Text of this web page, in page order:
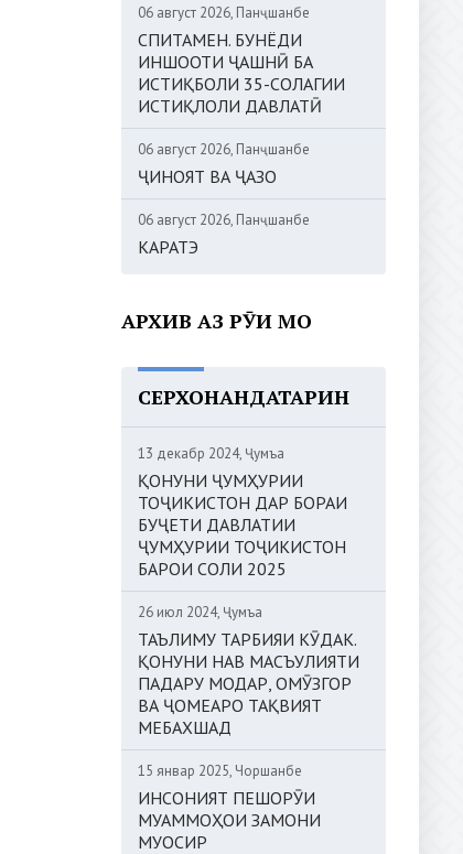
06 август 2026, Панҷшанбе
СПИТАМЕН. БУНЁДИ
ИНШООТИ ҶАШНӢ БА
ИСТИҚБОЛИ 35-СОЛАГИИ
ИСТИҚЛОЛИ ДАВЛАТӢ
06 август 2026, Панҷшанбе
ҶИНОЯТ ВА ҶАЗО
06 август 2026, Панҷшанбе
КАРАТЭ
АРХИВ АЗ РӮИ МОҲ
СЕРХОНАНДАТАРИН
13 декабр 2024, Ҷумъа
ҚОНУНИ ҶУМҲУРИИ
ТОҶИКИСТОН ДАР БОРАИ
БУҶЕТИ ДАВЛАТИИ
ҶУМҲУРИИ ТОҶИКИСТОН
БАРОИ СОЛИ 2025
26 июл 2024, Ҷумъа
ТАЪЛИМУ ТАРБИЯИ КӮДАК.
ҚОНУНИ НАВ МАСЪУЛИЯТИ
ПАДАРУ МОДАР, ОМӮЗГОР
ВА ҶОМЕАРО ТАҚВИЯТ
МЕБАХШАД
15 январ 2025, Чоршанбе
ИНСОНИЯТ ПЕШОРӮИ
МУАММОҲОИ ЗАМОНИ
МУОСИР